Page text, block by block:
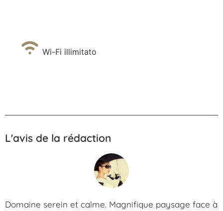
Wi-Fi illimitato
L'avis de la rédaction
Domaine serein et calme. Magnifique paysage face à